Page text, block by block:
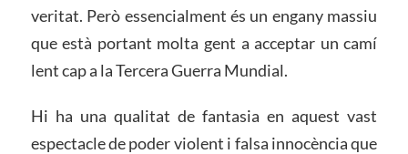
veritat. Però essencialment és un engany massiu
que està portant molta gent a acceptar un camí
lent cap a la Tercera Guerra Mundial.
Hi ha una qualitat de fantasia en aquest vast
espectacle de poder violent i falsa innocència que